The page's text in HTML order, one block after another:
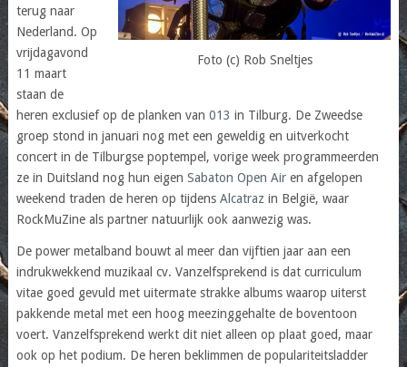
Foto (c) Rob Sneltjes
terug naar
Nederland. Op
vrijdagavond
11 maart
staan de
heren exclusief op de planken van 013 in Tilburg. De Zweedse
groep stond in januari nog met een geweldig en uitverkocht
concert in de Tilburgse poptempel, vorige week programmeerden
ze in Duitsland nog hun eigen Sabaton Open Airen afgelopen
weekend traden de heren op tijdens Alcatraz in België, waar
RockMuZine als partner natuurlijk ook aanwezig was.
De power metalband bouwt al meer dan vijftien jaar aan een
indrukwekkend muzikaal cv. Vanzelfsprekend is dat curriculum
vitae goed gevuld met uitermate strakke albums waarop uiterst
pakkende metal met een hoog meezinggehalte de boventoon
voert. Vanzelfsprekend werkt dit niet alleen op plaat goed, maar
ook op het podium. De heren beklimmen de populariteitsladder